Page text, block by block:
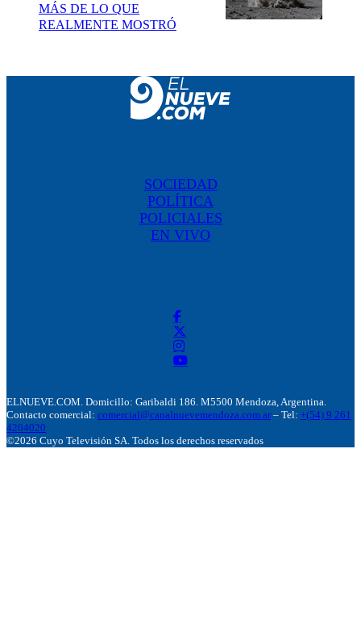
MÁS DE LO QUE
REALMENTE MOSTRÓ
SOCIEDAD
POLÍTICA
POLICIALES
EN VIVO
ELNUEVE.COM. Domicillo: Garibaldi 186. M5500 Mendoza, Argentina.
Contacto comercial: comercial@canalnuevemendoza.com.ar – Tel: +(54) 9 261
4204020
©2026 Cuyo Televisión SA. Todos los derechos reservados